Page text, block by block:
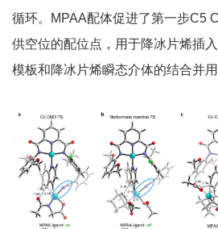
循环。MPAA配体促进了第一步C5
供空位的配位点，用于降冰片烯插
模板和降冰片烯瞬态介体的结合并